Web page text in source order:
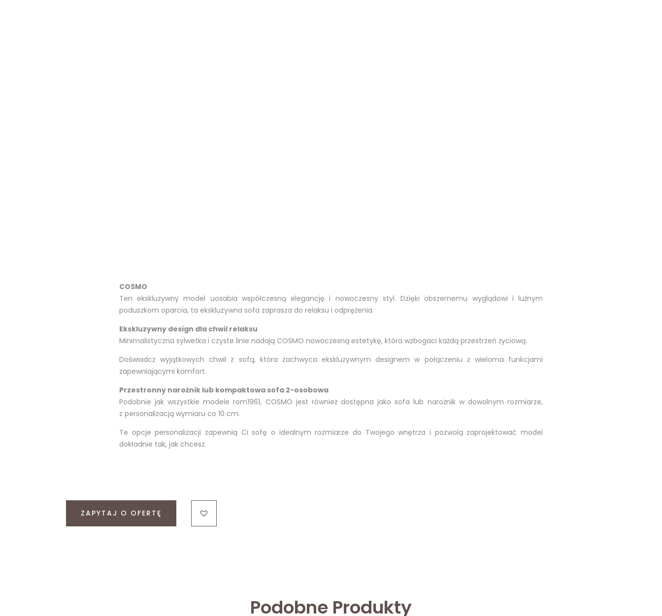
COSMO
Ten ekskluzywny model uosabia współczesną elegancję i nowoczesny styl. Dzięki obszernemu wyglądowi i luźnym
poduszkom oparcia, ta ekskluzywna sofa zaprasza do relaksu i odprężenia.
Ekskluzywny design dla chwil relaksu
Minimalistyczna sylwetka i czyste linie nadają COSMO nowoczesną estetykę, która wzbogaci każdą przestrzeń życiową.
Doświadcz wyjątkowych chwil z sofą, która zachwyca ekskluzywnym designem w połączeniu z wieloma funkcjami
zapewniającymi komfort.
Przestronny narożnik lub kompaktowa sofa 2-osobowa
Podobnie jak wszystkie modele rom1961, COSMO jest również dostępna jako sofa lub narożnik w dowolnym rozmiarze,
z personalizacją wymiaru co 10 cm.
Te opcje personalizacji zapewnią Ci sofę o idealnym rozmiarze do Twojego wnętrza i pozwolą zaprojektować model
dokładnie tak, jak chcesz.
ZAPYTAJ O OFERTĘ
Podobne Produkty